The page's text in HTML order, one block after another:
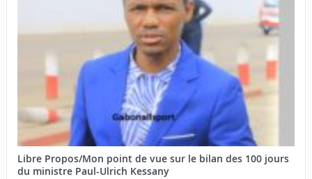
Libre Propos/Mon point de vue sur le bilan des 100 jours
du ministre Paul-Ulrich Kessany